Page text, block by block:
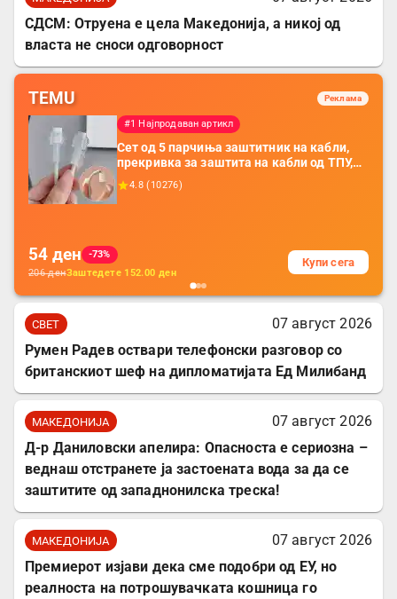
СДСМ: Отруена е цела Македонија, а никој од
власта не сноси одговорност
TEMU Реклама
#1 Најпродаван артикл
Сет од 5 парчиња заштитник на кабли,
прекривка за заштита на кабли од ТПУ,
додатоци за заштита на кабли, без
батерија, за мобилни телефони, комплет
4.8 ( 10276)
54 ден
-73%
206денЗаштедете 152.00 ден
Купи сега
СВЕТ
07 август 2026
Румен Радев оствари телефонски разговор со
британскиот шеф на дипломатијата Ед Милибанд
МАКЕДОНИЈА
07 август 2026
Д-р Даниловски апелира: Опасноста е сериозна –
веднаш отстранете ја застоената вода за да се
заштитите од западнонилска треска!
МАКЕДОНИЈА
07 август 2026
Премиерот изјави дека сме подобри од ЕУ, но
реалноста на потрошувачката кошница го